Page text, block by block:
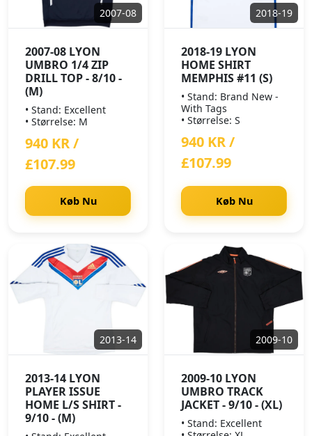
2007-08
2007-08 LYON
UMBRO 1/4 ZIP
DRILL TOP - 8/10 -
(M)
• Stand: Excellent
• Størrelse: M
940 KR /
£107.99
Køb Nu
2018-19
2018-19 LYON
HOME SHIRT
MEMPHIS #11 (S)
• Stand: Brand New -
With Tags
• Størrelse: S
940 KR /
£107.99
Køb Nu
2013-14
2013-14 LYON
PLAYER ISSUE
HOME L/S SHIRT -
9/10 - (M)
2009-10
2009-10 LYON
UMBRO TRACK
JACKET - 9/10 - (XL)
• Stand: Excellent